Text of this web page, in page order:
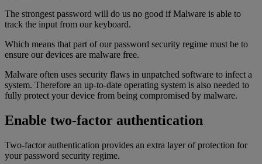
The strongest password will do us no good if Malware is able to
track the input from our keyboard.
Which means that part of our password security regime must be to
ensure our devices are malware free.
Malware often uses security flaws in unpatched software to infect a
system. Therefore an up-to-date operating system is also needed to
fully protect your device from being compromised by malware.
Enable two-factor authentication
Two-factor authentication provides an extra layer of protection for
your password security regime.